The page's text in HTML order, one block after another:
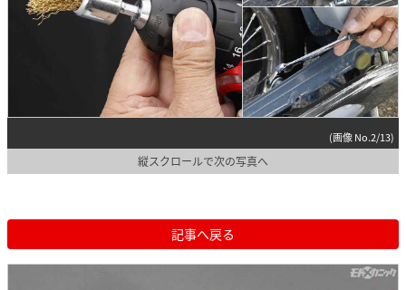
(画像 No.2/13)
縦スクロールで次の写真へ
記事へ戻る